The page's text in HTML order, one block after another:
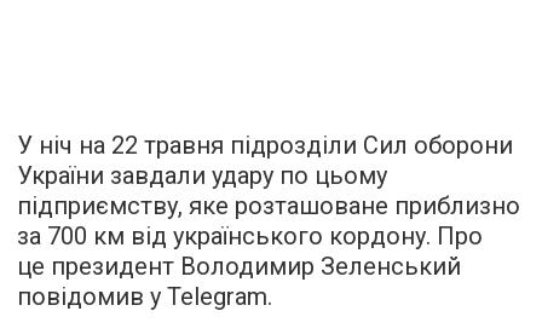
У ніч на 22 травня підрозділи Сил оборони
України завдали удару по цьому
підприємству, яке розташоване приблизно
за 700 км від українського кордону. Про
це президент Володимир Зеленський
повідомив у Telegram.